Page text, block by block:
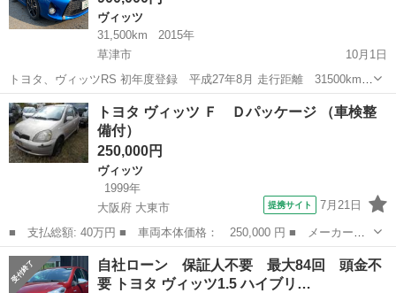
ヴィッツ
31,500km
2015年
草津市
10月1日
トヨタ、ヴィッツRS 初年度登録 平成27年8月 走行距離 31500km
車検 なし 希少なMT車になります ナビ NSCP-W64、バックカメラ
ボディーガラスコート済み レーンキーピング、ハイビームオートライ
ト、衝突安...
滋賀 草津市 ヴィッツ
トヨタ ヴィッツ Ｆ Ｄパッケージ （車検整
備付）
250,000円
ヴィッツ
1999年
大阪府 大東市
提携サイト 7月21日
■ 支払総額: 40万円 ■ 車両本体価格： 250,000 円 ■ メーカー
名： トヨタ ■ 車種名： ヴィッツ ■ グレード名： Ｆ Ｄパッ
ケージ ■ 排気量： 1000cc ■ ドア枚数： 5D ■ ミッション：
A...
大阪 大東市 ヴィッツ
自社ローン 保証人不要 最大84回 頭金不
要 トヨタ ヴィッツ1.5 ハイブリ…